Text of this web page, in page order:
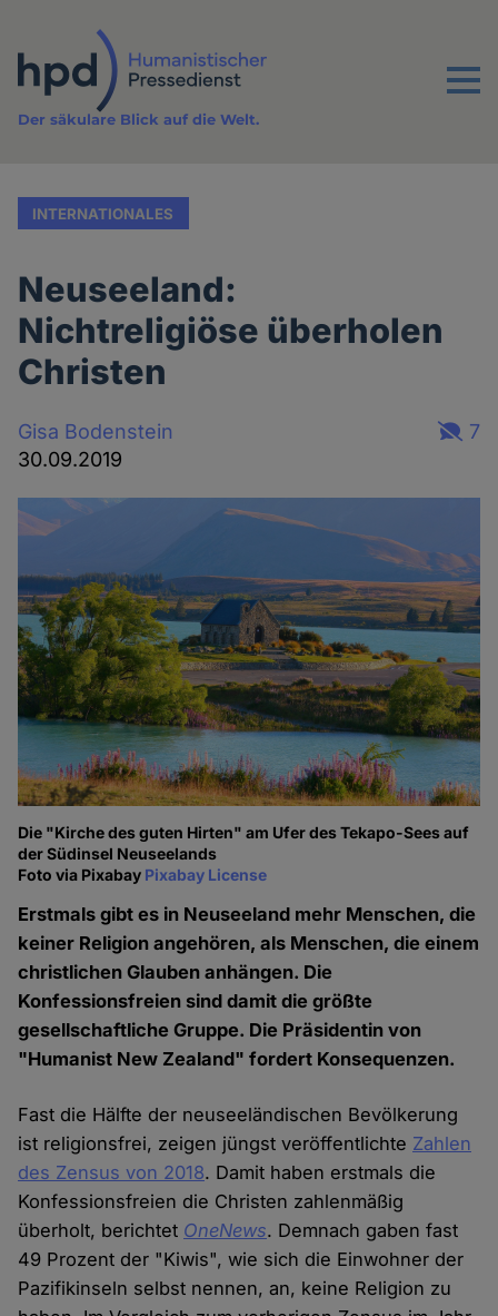
Inhalt
Menu
Der säkulare Blick auf die Welt.
INTERNATIONALES
Neuseeland:
Nichtreligiöse überholen
Christen
Gisa Bodenstein
30.09.2019
7
Die "Kirche des guten Hirten" am Ufer des Tekapo-Sees auf
der Südinsel Neuseelands
Foto via Pixabay Pixabay License
Erstmals gibt es in Neuseeland mehr Menschen, die
keiner Religion angehören, als Menschen, die einem
christlichen Glauben anhängen. Die
Konfessionsfreien sind damit die größte
gesellschaftliche Gruppe. Die Präsidentin von
"Humanist New Zealand" fordert Konsequenzen.
Fast die Hälfte der neuseeländischen Bevölkerung
ist religionsfrei, zeigen jüngst veröffentlichte Zahlen
des Zensus von 2018. Damit haben erstmals die
Konfessionsfreien die Christen zahlenmäßig
überholt, berichtet OneNews. Demnach gaben fast
49 Prozent der "Kiwis", wie sich die Einwohner der
Pazifikinseln selbst nennen, an, keine Religion zu